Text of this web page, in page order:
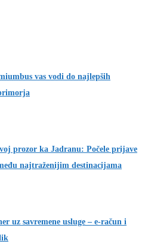
vas vodi do najlepših
prozor ka Jadranu: Počele prijave
najtraženijim destinacijama
uz savremene usluge – e-račun i